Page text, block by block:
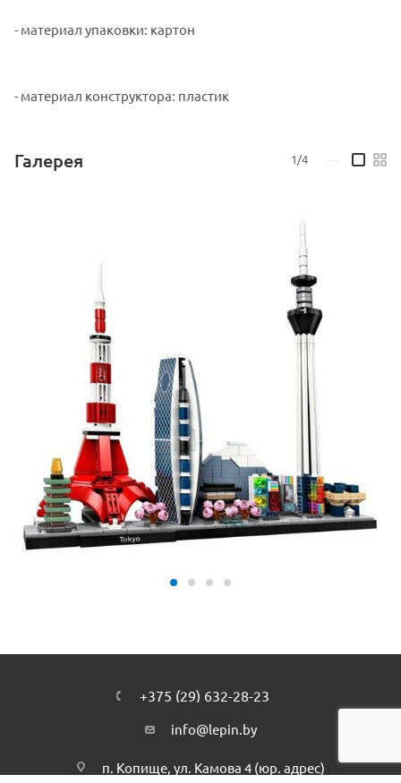
- материал упаковки: картон
- материал конструктора: пластик
Галерея 1/4
+375 (29) 632-28-23
info@lepin.by
п. Копище, ул. Камова 4 (юр. адрес)